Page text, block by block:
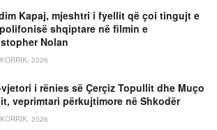
Kapaj, mjeshtri i fyellit që çoi tingujt e
shqiptare në filmin e
Nolan
2026
vjetori i rënies së Çerçiz Topullit dhe Muço
veprimtari përkujtimore në Shkodër
2026